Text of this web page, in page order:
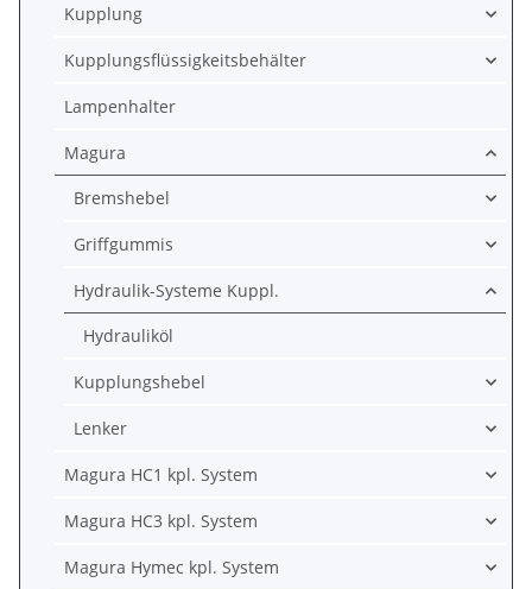
Kupplung
Kupplungsflüssigkeitsbehälter
Lampenhalter
Magura
Bremshebel
Griffgummis
Hydraulik-Systeme Kuppl.
Hydrauliköl
Kupplungshebel
Lenker
Magura HC1 kpl. System
Magura HC3 kpl. System
Magura Hymec kpl. System